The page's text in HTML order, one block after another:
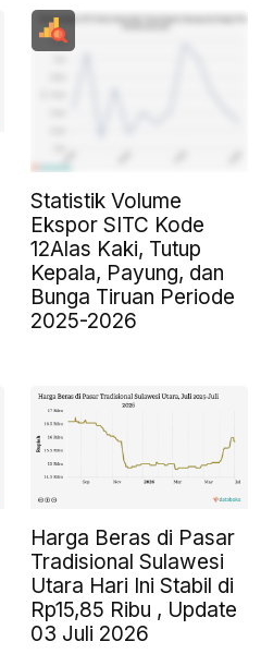
Statistik Volume
Ekspor SITC Kode
12Alas Kaki, Tutup
Kepala, Payung, dan
Bunga Tiruan Periode
2025-2026
Harga Beras di Pasar
Tradisional Sulawesi
Utara Hari Ini Stabil di
Rp15,85 Ribu , Update
03 Juli 2026